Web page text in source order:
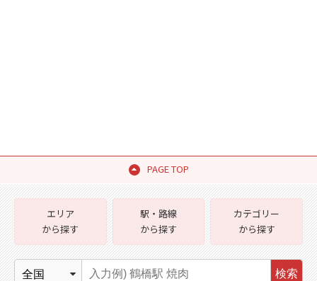
PAGE TOP
エリア
から探す
駅・路線
から探す
カテゴリー
から探す
検索